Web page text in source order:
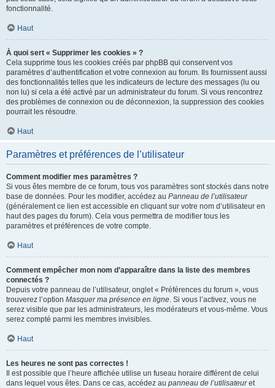
fonctionnalité.
Haut
À quoi sert « Supprimer les cookies » ?
Cela supprime tous les cookies créés par phpBB qui conservent vos
paramètres d’authentification et votre connexion au forum. Ils fournissent aussi
des fonctionnalités telles que les indicateurs de lecture des messages (lu ou
non lu) si cela a été activé par un administrateur du forum. Si vous rencontrez
des problèmes de connexion ou de déconnexion, la suppression des cookies
pourrait les résoudre.
Haut
Paramètres et préférences de l’utilisateur
Comment modifier mes paramètres ?
Si vous êtes membre de ce forum, tous vos paramètres sont stockés dans notre
base de données. Pour les modifier, accédez au Panneau de l’utilisateur
(généralement ce lien est accessible en cliquant sur votre nom d’utilisateur en
haut des pages du forum). Cela vous permettra de modifier tous les
paramètres et préférences de votre compte.
Haut
Comment empêcher mon nom d’apparaître dans la liste des membres
connectés ?
Depuis votre panneau de l’utilisateur, onglet « Préférences du forum », vous
trouverez l’option Masquer ma présence en ligne. Si vous l’activez, vous ne
serez visible que par les administrateurs, les modérateurs et vous-même. Vous
serez compté parmi les membres invisibles.
Haut
Les heures ne sont pas correctes !
Il est possible que l’heure affichée utilise un fuseau horaire différent de celui
dans lequel vous êtes. Dans ce cas, accédez au panneau de l’utilisateuret